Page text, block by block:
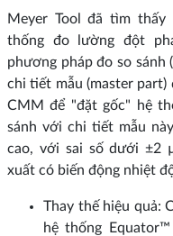
Meyer Tool đã tìm
thống đo lường đột
phương pháp đo so sánh
chi tiết mẫu (master part)
CMM để "đặt gốc" hệ
sánh với chi tiết mẫu
cao, với sai số dưới ±2
xuất có biến động nhiệt
Thay thế hiệu quả:
hệ thống